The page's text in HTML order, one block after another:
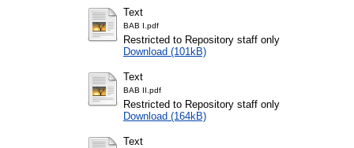
Text
BAB I.pdf
Restricted to Repository staff only
Download (101kB)
Text
BAB II.pdf
Restricted to Repository staff only
Download (164kB)
Text